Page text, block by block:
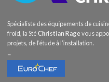
Spécialiste des équipements de
froid, la StéChristian Ragevous
projets, de l’étude à l’installation.
–